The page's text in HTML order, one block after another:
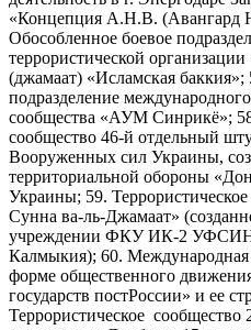
«Концепция А.Н.В. (Авангард
Обособленное боевое
террористической
(джамаат) «Исламская баккия»;
подразделение
сообщества «АУМ Синрикё»;
сообщество 46-й отдельный
Вооруженных сил Украины,
территориальной обороны
Украины; 59.
Сунна ва-ль-Джамаат»
учреждении ФКУ ИК-2 УФСИН
Калмыкия); 60. Международная
форме общественного
государств постРоссии» и ее
Террористическое сообщество